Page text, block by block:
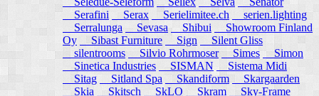
Serafini
Serax Serielimitee.ch
serien.lighting
Serralunga
Sevasa Shibui
Showroom Finland
Oy
Sibast Furniture Sign
Silent Gliss
silentrooms
Silvio Rohrmoser Simes Simon
Sinetica Industries
SISMAN
Sistema Midi
Sitag
Sitland Spa Skandiform
Skargaarden
Skia
Skitsch SkLO Skram
Sky-Frame